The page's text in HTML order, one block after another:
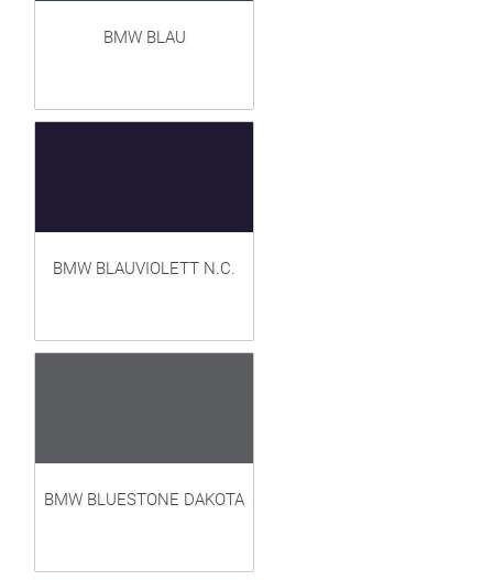
BMW BLAU
BMW BLAUVIOLETT N.C.
BMW BLUESTONE DAKOTA